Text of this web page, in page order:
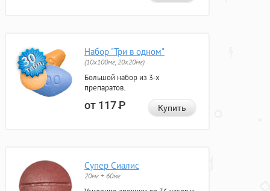
Набор "Три в одном"
(10x100мг, 20x20мг)
Большой набор из 3-х
препаратов.
от 117Р Купить
Супер Сиалис
20мг + 60мг